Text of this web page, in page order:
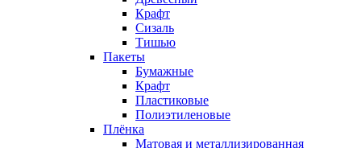
Крафт
Сизаль
Тишью
Пакеты
Бумажные
Крафт
Пластиковые
Полиэтиленовые
Плёнка
Матовая и металлизированная